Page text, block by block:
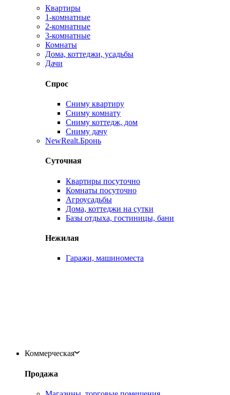
Квартиры
1-комнатные
2-комнатные
3-комнатные
Комнаты
Дома, коттеджи, усадьбы
Дачи
Спрос
Сниму квартиру
Сниму комнату
Сниму коттедж, дом
Сниму дачу
NewRealt.Бронь
Суточная
Квартиры посуточно
Комнаты посуточно
Агроусадьбы
Дома, коттеджи на сутки
Базы отдыха, гостиницы, бани
Нежилая
Гаражи, машиноместа
Коммерческая
Продажа